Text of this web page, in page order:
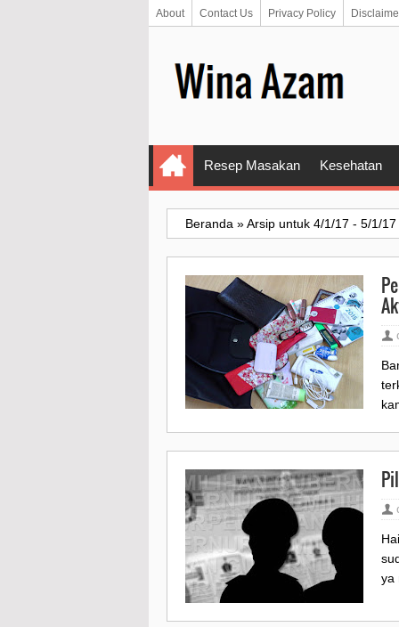
About Contact Us Privacy Policy
Resep Masakan Kesehatan
Beranda »Arsip untuk 4/1/17 - 5/1/17
ya